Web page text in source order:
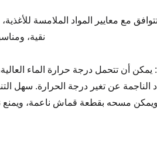
مع معايير المواد الملامسة
نقية،
يمكن أن تتحمل درجة حرارة الماء
الناجمة عن تغير درجة الحرارة. سهل
ويمكن مسحه بقطعة قماش ناعمة،